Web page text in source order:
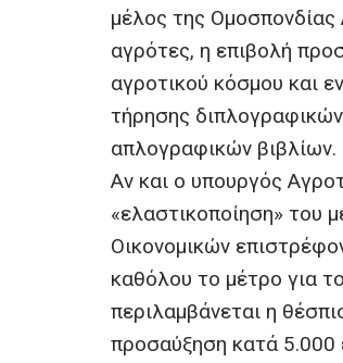
μέλος της
αγρότες, η επιβολή
αγροτικού κόσμου και
τήρησης
απλογραφικών βιβλίων.
Αν και ο υπουργός
«ελαστικοποίηση» του
Οικονομικών
καθόλου το μέτρο για
περιλαμβάνεται η
προσαύξηση κατά 5.000